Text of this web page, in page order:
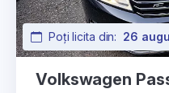
Poți licita din: 26
Volkswagen